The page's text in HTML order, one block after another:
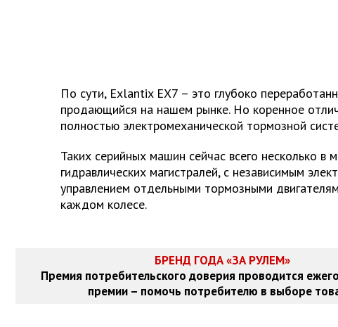
По сути, Exlantix EX7 – это глубоко
продающийся на нашем рынке. Но коренное
полностью электромеханической тормозной
Таких серийных машин сейчас всего несколько в
гидравлических магистралей, с независимым
управлением отдельными тормозными
каждом колесе.
БРЕНД ГОДА «ЗА РУЛЕМ»
Премия потребительского доверия проводится
премии – помочь потребителю в выборе